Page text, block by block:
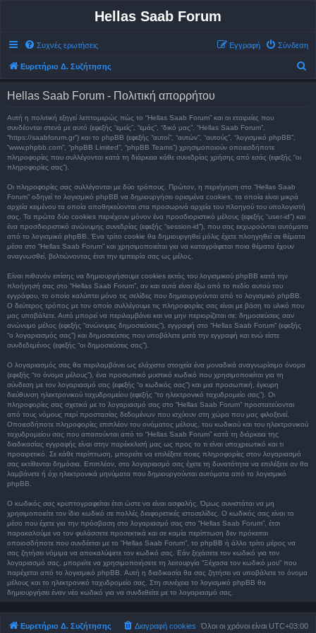
Hellas Saab Forum
Συχνές ερωτήσεις Σύνδεση
Εγγραφή
Ευρετήριο Δ. Συζήτησης
Hellas Saab Forum - Πολιτική απορρήτου
Αυτή η πολιτική εξηγεί λεπτομερώς πώς το “Hellas Saab Forum” και οι εταιρείες που
συνδέονται στενά με αυτό (εφεξής “εμείς”, “εμάς”, “δικό μας”, “Hellas Saab Forum”,
“https://saabforum.gr”) και το phpBB (εφεξής “αυτοί”, “αυτών”, “αυτούς”, “λογισμικό phpBB”,
“www.phpbb.com”, “phpBB Limited”, “phpBB Teams”) χρησιμοποιούν οποιεσδήποτε
πληροφορίες που συλλέγονται κατά τη διάρκεια κάθε συνεδρίας χρήσης από εσάς (εφεξής “οι
πληροφορίες σας”).
Οι πληροφορίες σας συλλέγονται με δύο τρόπους. Πρώτον, η περιήγηση στο “Hellas Saab
Forum” οδηγεί το λογισμικό phpBB να δημιουργήσει ορισμένα cookies, τα οποία είναι μικρά
αρχεία κειμένου τα οποία αποθηκεύονται στα προσωρινά αρχεία του πλοηγού του υπολογιστή
σας. Τα πρώτα δύο cookies περιέχουν μόνον ένα προσδιοριστικό μέλους (εφεξής “user-id”) και
ένα προσδιοριστικό ανώνυμης συνεδρίας (εφεξής “session-id”), που σας εκχωρούνται αυτόματα
από το λογισμικό phpBB. Ένα τρίτο cookie θα δημιουργηθεί μόλις έχετε πλοηγηθεί σε θέματα
μέσα στο “Hellas Saab Forum” και χρησιμοποιείται για να καταγράφεται ποια θέματα έχουν
αναγνωσθεί, βελτιώνοντας έτσι την εμπειρία σας ως μέλος.
Είναι πιθανόν επίσης να δημιουργήσουμε cookies εκτός του λογισμικού phpBB κατά την
πλοήγησή σας στο “Hellas Saab Forum”, αν και αυτά είναι έξω από το πεδίο αυτού του
εγγράφου, το οποίο καλύπτει μόνο τις σελίδες που δημιουργούνται από το λογισμικό phpBB.
Ο δεύτερος τρόπος με τον οποίο συλλέγουμε τις πληροφορίες σας είναι με βάση το υλικό που
μας υποβάλετε. Αυτό μπορεί να περιλαμβάνει και να μην περιορίζεται σε: δημοσιεύσεις σαν
ανώνυμο μέλος (εφεξής “ανώνυμες δημοσιεύσεις”), εγγραφή στο “Hellas Saab Forum” (εφεξής
“ο λογαριασμός σας”) και δημοσιεύσεις που υποβάλετε μετά την εγγραφή και ενώ είστε
συνδεδεμένος (εφεξής “οι δημοσιεύσεις σας”).
Ο λογαριασμός σας θα περιλαμβάνει ως ελάχιστα στοιχεία ένα μοναδικά αναγνωρίσιμο όνομα
(εφεξής “το όνομα μέλους”), ένα προσωπικό μυστικό κωδικό που χρησιμοποιείται για τη
σύνδεση με τον λογαριασμό σας (εφεξής “ο κωδικός σας”) και μια προσωπική, έγκυρη
διεύθυνση ηλεκτρονικού ταχυδρομείου (εφεξής “το ηλεκτρονικό ταχυδρομείο σας”). Οι
πληροφορίες σας σχετικά με το λογαριασμό σας στο “Hellas Saab Forum” προστατεύονται
από τους νόμους περί προστασίας δεδομένων που ισχύουν στη χώρα που μας φιλοξενεί.
Οποιεσδήποτε πληροφορίες επιπλέον του ονόματος μέλους, του κωδικού και του ηλεκτρονικού
ταχυδρομείου σας που απαιτούνται από το “Hellas Saab Forum” κατά τη διάρκεια της
διαδικασίας εγγραφής είναι στην παρέκκλισή μας ως προς το τι είναι υποχρεωτικό και τι
προαιρετικό. Σε κάθε περίπτωση, μπορείτε να επιλέξετε ποιες πληροφορίες στον λογαριασμό
σας εκτίθενται δημόσια. Επιπλέον, στο λογαριασμό σας έχετε τη δυνατότητα να επιλέξετε αν θα
λαμβάνετε ή όχι ηλεκτρονικά μηνύματα που δημιουργούνται αυτόματα από το λογισμικό
phpBB.
Ο κωδικός σας κρυπτογραφείται έτσι ώστε να είναι ασφαλής. Όμως συνιστάται να μη
χρησιμοποιείτε τον ίδιο κωδικό σε πολλές διαφορετικές ιστοσελίδες. Ο κωδικός σας είναι το
μέσο που έχετε για την πρόσβαση στο λογαριασμό σας στο “Hellas Saab Forum”, έτσι
παρακαλούμε να τον φυλάσσετε προσεκτικά και σε καμία περίπτωση δεν πρόκειται
οποιοσδήποτε που συνδέεται με το “Hellas Saab Forum”, το phpBB ή άλλο τρίτο μέρος να
σας ζητήσει νόμιμα να αποκαλύψετε τον κωδικό σας. Εάν ξεχάσετε τον κωδικό για τον
λογαριασμό σας, μπορείτε να χρησιμοποιήσετε τη λειτουργία “Ξέχασα τον κωδικό μου” που
παρέχεται από το λογισμικό phpBB. Αυτή η διαδικασία θα σας ζητήσει να υποβάλετε το όνομα
μέλους και το ηλεκτρονικό ταχυδρομείο σας. Στη συνέχεια το λογισμικό phpBB θα
δημιουργήσει έναν νέο κωδικό για να συνδεθείτε με το λογαριασμό σας.
Ευρετήριο Δ. Συζήτησης Όλοι οι χρόνοι είναι UTC+03:00
Διαγραφή cookies